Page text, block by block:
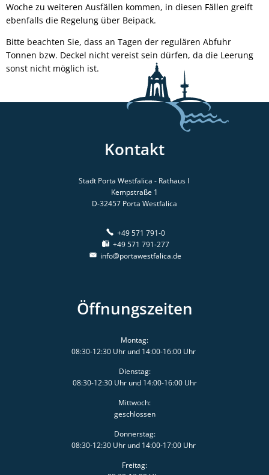
Woche zu weiteren Ausfällen kommen, in diesen Fällen greift
ebenfalls die Regelung über Beipack.
Bitte beachten Sie, dass an Tagen der regulären Abfuhr
Tonnen bzw. Deckel nicht vereist sein dürfen, da die Leerung
sonst nicht möglich ist.
Kontakt
Stadt Porta Westfalica - Rathaus I
Kempstraße 1
D-32457 Porta Westfalica
+49 571 791-0
+49 571 791-277
info@portawestfalica.de
Öffnungszeiten
Montag:
08:30-12:30 Uhr und 14:00-16:00 Uhr
Dienstag:
08:30-12:30 Uhr und 14:00-16:00 Uhr
Mittwoch:
geschlossen
Donnerstag:
08:30-12:30 Uhr und 14:00-17:00 Uhr
Freitag: